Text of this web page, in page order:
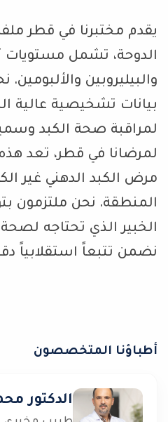
يقدم مختبرنا في قطر
والبيليروبين والألبومين.
بيانات تشخيصية عالية
لمراقبة صحة الكبد
لمرضانا في قطر، تعد هذه
مرض الكبد الدهني غير
المنطقة. نحن ملتزمون
الخبير الذي تحتاجه
نضمن تتبعاً استقلابياً
أطباؤنا المتخصصون
الدكتور